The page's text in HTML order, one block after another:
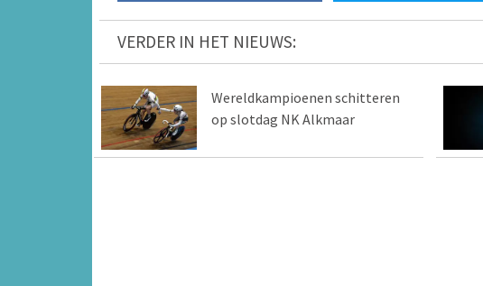
VERDER IN HET NIEUWS:
Wereldkampioenen schitteren
op slotdag NK Alkmaar